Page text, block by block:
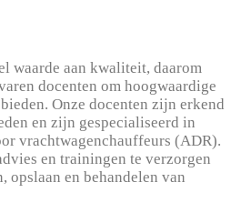
waarde aan kwaliteit, daarom
docenten om hoogwaardige
Onze docenten zijn erkend
en zijn gespecialiseerd in
vrachtwagenchauffeurs (ADR).
en trainingen te verzorgen
en behandelen van